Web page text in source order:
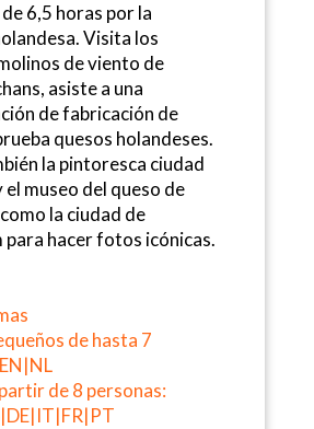
6,5 horas por la
Visita los
de viento de
asiste a una
de fabricación de
quesos holandeses.
la pintoresca ciudad
el museo del queso de
la ciudad de
para hacer fotos icónicas.
de hasta 7
de 8 personas: